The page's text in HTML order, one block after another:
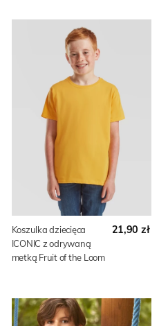
Koszulka dziecięca
ICONIC z odrywaną
metką Fruit of the Loom
21,90 zł